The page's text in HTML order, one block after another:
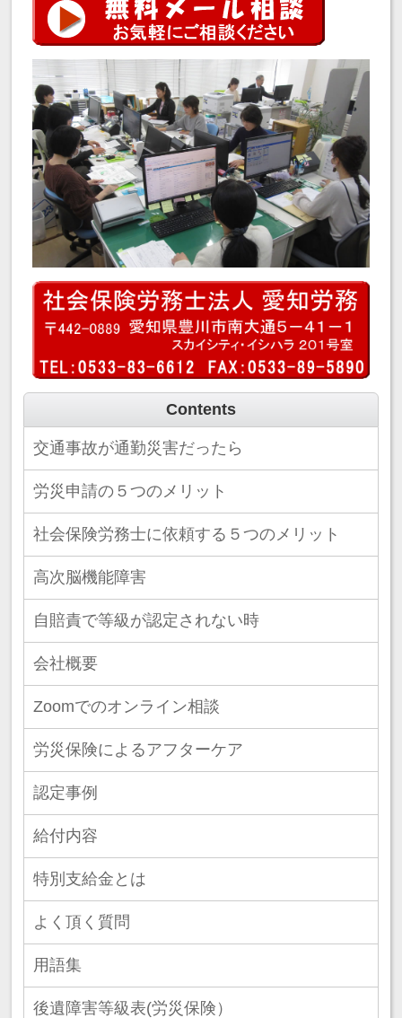
Contents
交通事故が通勤災害だったら
労災申請の５つのメリット
社会保険労務士に依頼する５つのメリット
高次脳機能障害
自賠責で等級が認定されない時
会社概要
Zoomでのオンライン相談
労災保険によるアフターケア
認定事例
給付内容
特別支給金とは
よく頂く質問
用語集
後遺障害等級表(労災保険）